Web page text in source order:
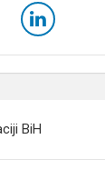
BiH